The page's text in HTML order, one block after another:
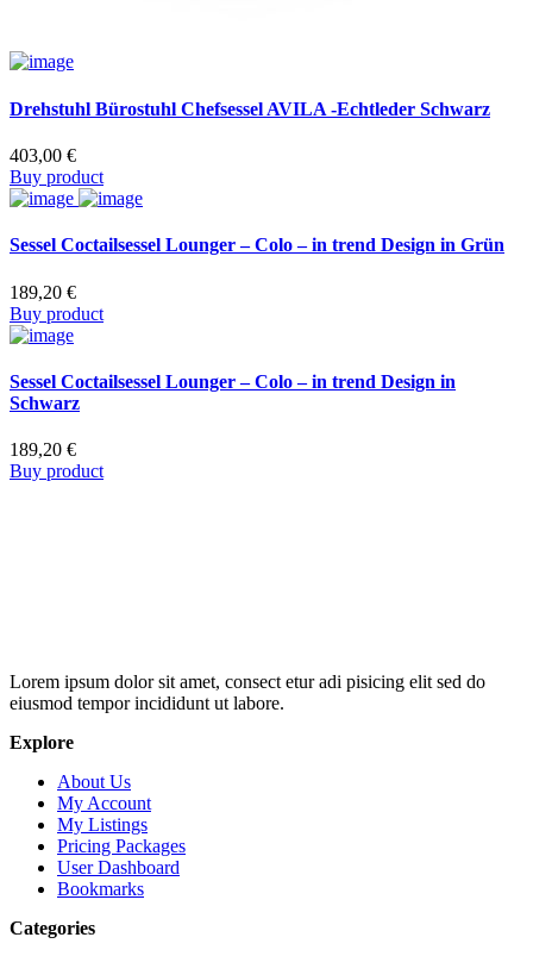
Drehstuhl Bürostuhl Chefsessel AVILA -Echtleder Schwarz
403,00 €
Buy product
Sessel Coctailsessel Lounger – Colo – in trend Design in Grün
189,20 €
Buy product
Sessel Coctailsessel Lounger – Colo – in trend Design in
Schwarz
189,20 €
Buy product
Lorem ipsum dolor sit amet, consect etur adi pisicing elit sed do
eiusmod tempor incididunt ut labore.
Explore
About Us
My Account
My Listings
Pricing Packages
User Dashboard
Bookmarks
Categories